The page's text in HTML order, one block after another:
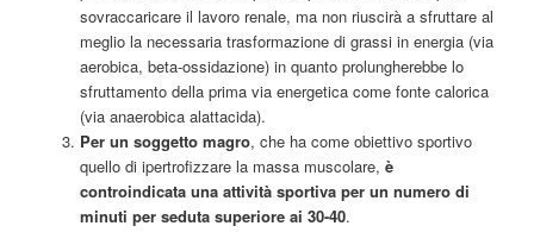
sovraccaricare il lavoro renale, ma non riuscirà a sfruttare al
meglio la necessaria trasformazione di grassi in energia (via
aerobica, beta-ossidazione) in quanto prolungherebbe lo
sfruttamento della prima via energetica come fonte calorica
(via anaerobica alattacida).
Per un soggetto magro, che ha come obiettivo sportivo
quello di ipertrofizzare la massa muscolare, è
controindicata una attività sportiva per un numero di
minuti per seduta superiore ai 30-40.